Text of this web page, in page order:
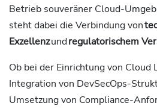
Betrieb souveräner Cloud-
steht dabei die Verbindung von
Exzellenzundregulatorischem
Ob bei der Einrichtung von Cloud
Integration von DevSecOps-
Umsetzung von Compliance-